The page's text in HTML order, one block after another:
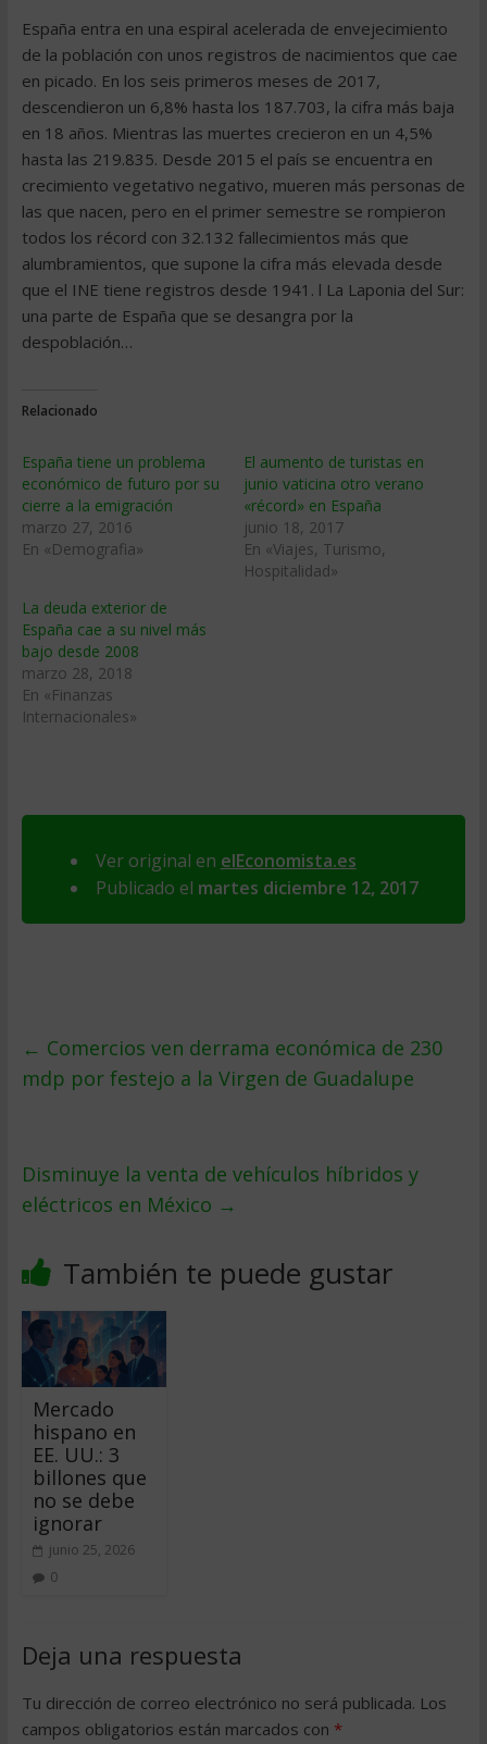
España entra en una espiral acelerada de envejecimiento
de la población con unos registros de nacimientos que cae
en picado. En los seis primeros meses de 2017,
descendieron un 6,8% hasta los 187.703, la cifra más baja
en 18 años. Mientras las muertes crecieron en un 4,5%
hasta las 219.835. Desde 2015 el país se encuentra en
crecimiento vegetativo negativo, mueren más personas de
las que nacen, pero en el primer semestre se rompieron
todos los récord con 32.132 fallecimientos más que
alumbramientos, que supone la cifra más elevada desde
que el INE tiene registros desde 1941. l La Laponia del Sur:
una parte de España que se desangra por la
despoblación…
Relacionado
España tiene un problema
económico de futuro por su
cierre a la emigración
marzo 27, 2016
En «Demografia»
El aumento de turistas en
junio vaticina otro verano
«récord» en España
junio 18, 2017
En «Viajes, Turismo,
Hospitalidad»
La deuda exterior de
España cae a su nivel más
bajo desde 2008
marzo 28, 2018
En «Finanzas
Internacionales»
Ver original en elEconomista.es
Publicado el martes diciembre 12, 2017
← Comercios ven derrama económica de 230
mdp por festejo a la Virgen de Guadalupe
Disminuye la venta de vehículos híbridos y
eléctricos en México →
También te puede gustar
Mercado
hispano en
EE. UU.: 3
billones que
no se debe
ignorar
junio 25, 2026
0
Deja una respuesta
Tu dirección de correo electrónico no será publicada. Los
campos obligatorios están marcados con *